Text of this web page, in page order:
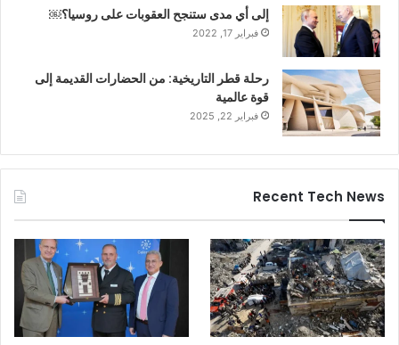
إلى أي مدى ستنجح العقوبات على روسيا؟￼
فبراير 17, 2022
رحلة قطر التاريخية: من الحضارات القديمة إلى
قوة عالمية
فبراير 22, 2025
Recent Tech News